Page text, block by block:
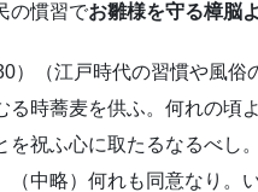
の慣習でお雛様を守る樟脳
）（江戸時代の習慣や風俗
る時蕎麦を供ふ。何れの頃
を祝ふ心に取たるなるべし
（中略）何れも同意なり。